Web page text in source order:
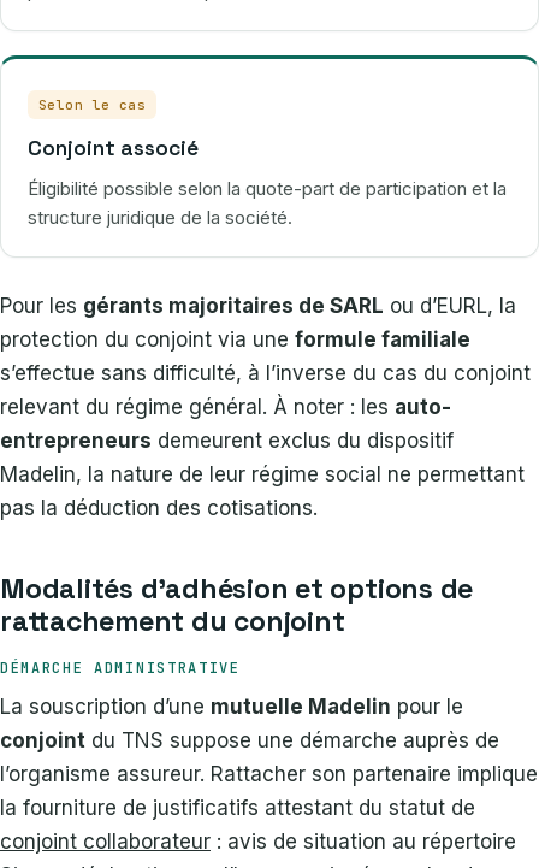
Selon le cas
Conjoint associé
Éligibilité possible selon la quote-part de participation et la
structure juridique de la société.
Pour les gérants majoritaires de SARL ou d’EURL, la
protection du conjoint via une formule familiale
s’effectue sans difficulté, à l’inverse du cas du conjoint
relevant du régime général. À noter : les auto-
entrepreneurs demeurent exclus du dispositif
Madelin, la nature de leur régime social ne permettant
pas la déduction des cotisations.
Modalités d’adhésion et options de
rattachement du conjoint
DÉMARCHE ADMINISTRATIVE
La souscription d’une mutuelle Madelin pour le
conjoint du TNS suppose une démarche auprès de
l’organisme assureur. Rattacher son partenaire implique
la fourniture de justificatifs attestant du statut de
conjoint collaborateur : avis de situation au répertoire